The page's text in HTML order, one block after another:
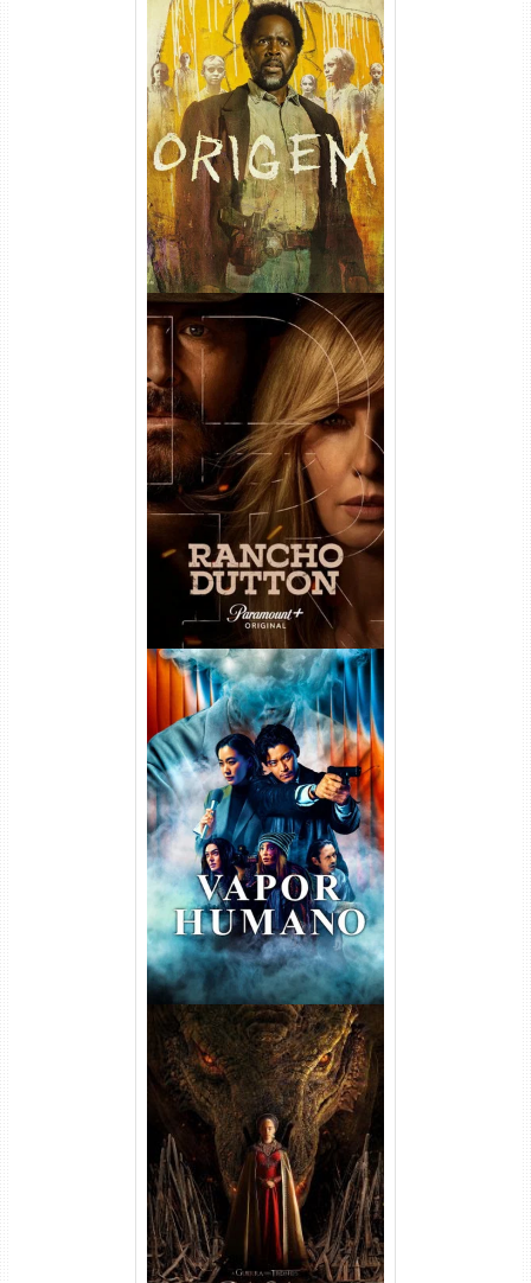
Origem 4ª Temporada Torrent
(2026) WEB-DL 1080p/4K
Dual Áudio
Rancho Dutton 1ª
Temporada Torrent (2026)
WEB-DL 1080p Dual Áudio
Vapor Humano 1ª Temporada
Torrent (2026) WEB-DL 1080p
Dual Áudio
A Casa do Dragão 1ª
Temporada Torrent (2022)
WEB-DL 720p/1080p Dual
Áudio